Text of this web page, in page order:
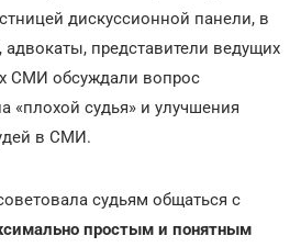
дискуссионной панели, в
адвокаты, представители ведущих
СМИ обсуждали вопрос
«плохой судья» и улучшения
в СМИ.
судьям общаться с
простым и понятным